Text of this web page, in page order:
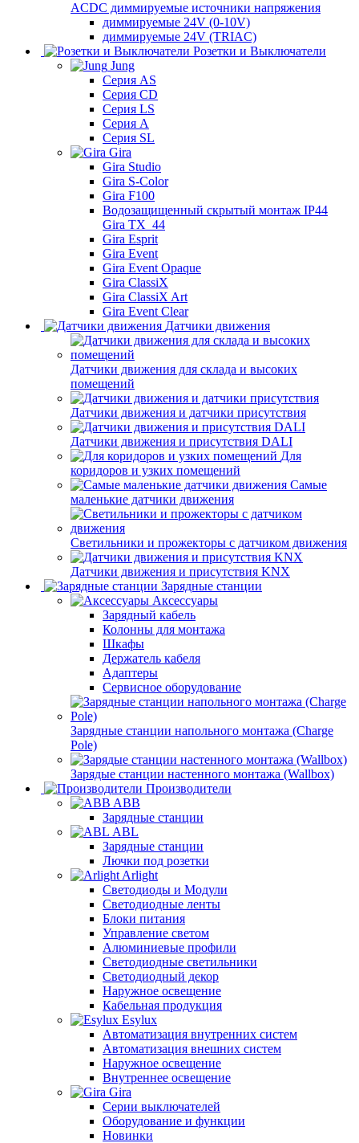
ACDC диммируемые источники напряжения
диммируемые 24V (0-10V)
диммируемые 24V (TRIAC)
Розетки и Выключатели
Jung
Серия AS
Серия CD
Серия LS
Серия A
Серия SL
Gira
Gira Studio
Gira S-Color
Gira F100
Водозащищенный скрытый монтаж IP44
Gira TX_44
Gira Esprit
Gira Event
Gira Event Opaque
Gira ClassiX
Gira ClassiX Art
Gira Event Clear
Датчики движения
Датчики движения для склада и высоких
помещений
Датчики движения и датчики присутствия
Датчики движения и присутствия DALI
Для
коридоров и узких помещений
Самые
маленькие датчики движения
Светильники и прожекторы с датчиком движения
Датчики движения и присутствия KNX
Зарядные станции
Аксессуары
Зарядный кабель
Колонны для монтажа
Шкафы
Держатель кабеля
Адаптеры
Сервисное оборудование
Зарядные станции напольного монтажа (Charge
Pole)
Зарядые станции настенного монтажа (Wallbox)
Производители
ABB
Зарядные станции
ABL
Зарядные станции
Лючки под розетки
Arlight
Светодиоды и Модули
Светодиодные ленты
Блоки питания
Управление светом
Алюминиевые профили
Светодиодные светильники
Светодиодный декор
Наружное освещение
Кабельная продукция
Esylux
Автоматизация внутренних систем
Автоматизация внешних систем
Наружное освещение
Внутреннее освещение
Gira
Серии выключателей
Оборудование и функции
Новинки